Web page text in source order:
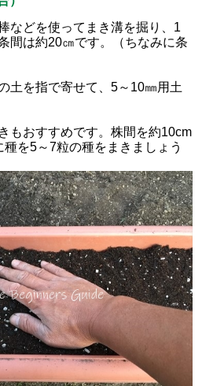
などを使ってまき溝を掘り、1
間は約20㎝です。（ちなみに条
土を指で寄せて、5～10㎜用土
もおすすめです。株間を約10cm
を5～7粒の種をまきましょう